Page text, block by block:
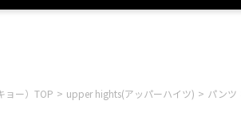
ョー）TOP upper hights(アッパーハイツ) パンツ